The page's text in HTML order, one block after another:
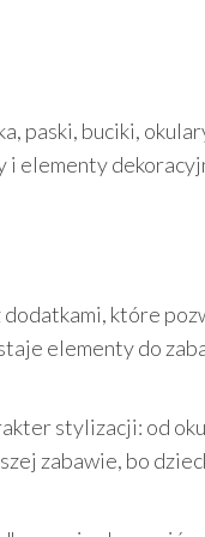
paski, buciki,
i elementy
dodatkami, które
elementy do
stylizacji: od
zabawie, bo